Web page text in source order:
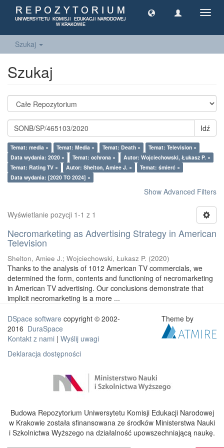
Szukaj
Szukaj
Idź
Temat: media × Temat: Media × Temat: Death ×
Temat: Television ×
Data wydania: 2020 ×
Temat: ochrona ×
Autor: Wojciechowski, Łukasz P. ×
Temat: Rating TV ×
Autor: Shelton, Amiee J. ×
Temat: śmierć ×
Data wydania: [2020 TO 2024] ×
Show Advanced Filters
Wyświetlanie pozycji 1-1 z 1
Necromarketing as Advertising Strategy in American
Television
Shelton, Amiee J.; Wojciechowski, Łukasz P. (2020)
Thanks to the analysis of 1012 American TV commercials, we
determined the form, contents and functioning of necromarketing
in American TV advertising. Our conclusions demonstrate that
implicit necromarketing is a more ...
DSpace software copyright © 2002-
2016 DuraSpace
Kontakt z nami | Wyślij uwagi
Deklaracja dostępności
Theme by
Budowa Repozytorium Uniwersytetu Komisji Edukacji Narodowej
w Krakowie została sfinansowana ze środków Ministerstwa Nauki
i Szkolnictwa Wyższego na działalność upowszechniającą naukę.